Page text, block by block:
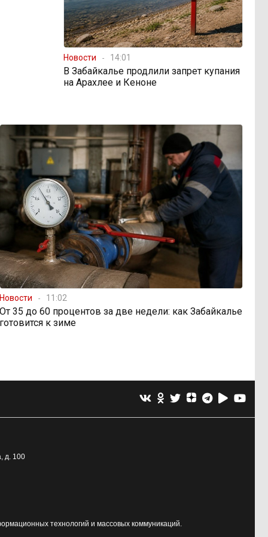
Новости 14:01
В Забайкалье продлили запрет купания
на Арахлее и Кеноне
Новости 11:02
От 35 до 60 процентов за две недели: как Забайкалье
готовится к зиме
д. 100
технологий и массовых коммуникаций.